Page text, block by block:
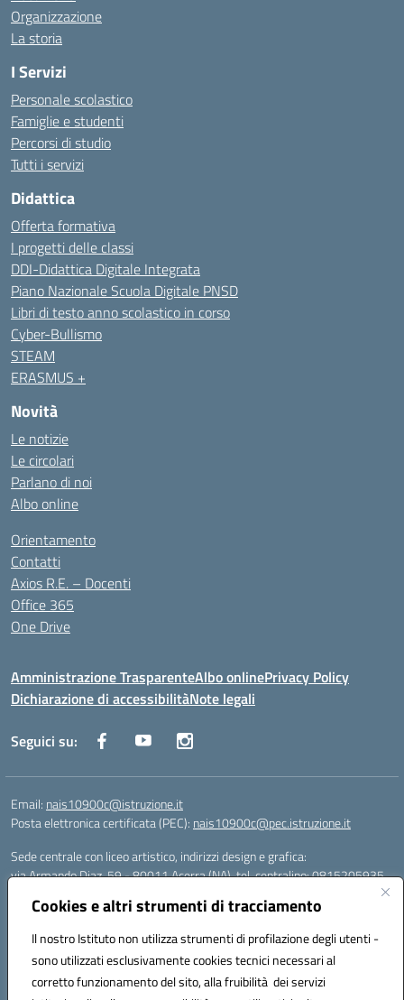
Cookies e altri strumenti di tracciamento
Il nostro Istituto non utilizza strumenti di profilazione degli utenti -
sono utilizzati esclusivamente cookies tecnici necessari al
corretto funzionamento del sito, alla fruibilità dei servizi
Organizzazione
La storia
I Servizi
Personale scolastico
Famiglie e studenti
Percorsi di studio
Tutti i servizi
Didattica
Offerta formativa
I progetti delle classi
DDI-Didattica Digitale Integrata
Piano Nazionale Scuola Digitale PNSD
Libri di testo anno scolastico in corso
Cyber-Bullismo
STEAM
ERASMUS +
Novità
Le notizie
Le circolari
Parlano di noi
Albo online
Orientamento
Contatti
Axios R.E. – Docenti
Office 365
One Drive
Amministrazione TrasparenteAlbo onlinePrivacy Policy
Dichiarazione di accessibilitàNote legali
Seguici su:
Email: nais10900c@istruzione.it
Posta elettronica certificata (PEC): nais10900c@pec.istruzione.it
Sede centrale con liceo artistico, indirizzi design e grafica:
via Armando Diaz, 59 - 80011 Acerra (NA), tel. centralino: 0815205935
via T. Campanella, 80011 Acerra (NA), tel/fax: 0818850905
Sede succursale con liceo musicale:
via S. Pellico, 80011 Acerra (NA), tel: 08119660921
Email: nais10900c@istruzione.it | PEC: nais10900c@pec.istruzione.it |
Nome Ufficio PA: Uff_eFatturaPA | Codice Univoco ufficio: UFOYYV |